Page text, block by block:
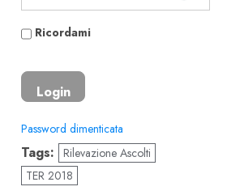
Ricordami
Password dimenticata
Tags: Rilevazione Ascolti
TER 2018